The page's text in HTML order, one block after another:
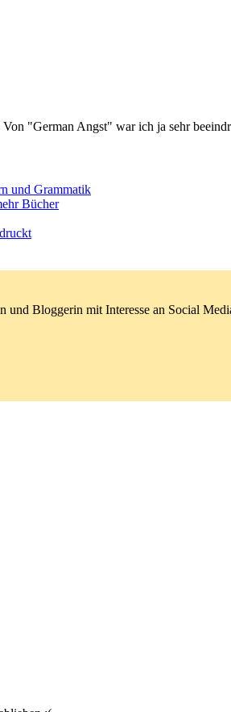
"German Angst" war ich ja sehr
und Grammatik
Bücher
und Bloggerin mit Interesse an Social